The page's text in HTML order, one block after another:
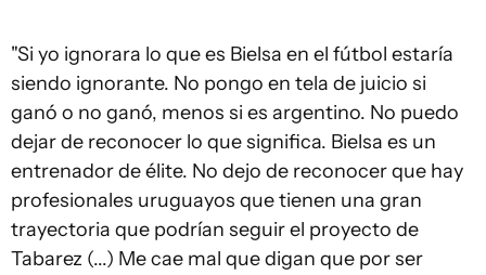
"Si yo ignorara lo que es Bielsa en el fútbol estaría
siendo ignorante. No pongo en tela de juicio si
ganó o no ganó, menos si es argentino. No puedo
dejar de reconocer lo que significa. Bielsa es un
entrenador de élite. No dejo de reconocer que hay
profesionales uruguayos que tienen una gran
trayectoria que podrían seguir el proyecto de
Tabarez (...) Me cae mal que digan que por ser